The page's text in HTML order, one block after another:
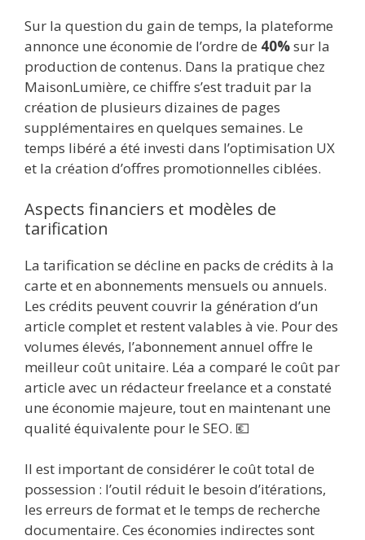
Sur la question du gain de temps, la plateforme
annonce une économie de l’ordre de 40%sur la
production de contenus. Dans la pratique chez
MaisonLumière, ce chiffre s’est traduit par la
création de plusieurs dizaines de pages
supplémentaires en quelques semaines. Le
temps libéré a été investi dans l’optimisation UX
et la création d’offres promotionnelles ciblées.
Aspects financiers et modèles de
tarification
La tarification se décline en packs de crédits à la
carte et en abonnements mensuels ou annuels.
Les crédits peuvent couvrir la génération d’un
article complet et restent valables à vie. Pour des
volumes élevés, l’abonnement annuel offre le
meilleur coût unitaire. Léa a comparé le coût par
article avec un rédacteur freelance et a constaté
une économie majeure, tout en maintenant une
qualité équivalente pour le SEO. 💶
Il est important de considérer le coût total de
possession : l’outil réduit le besoin d’itérations,
les erreurs de format et le temps de recherche
documentaire. Ces économies indirectes sont